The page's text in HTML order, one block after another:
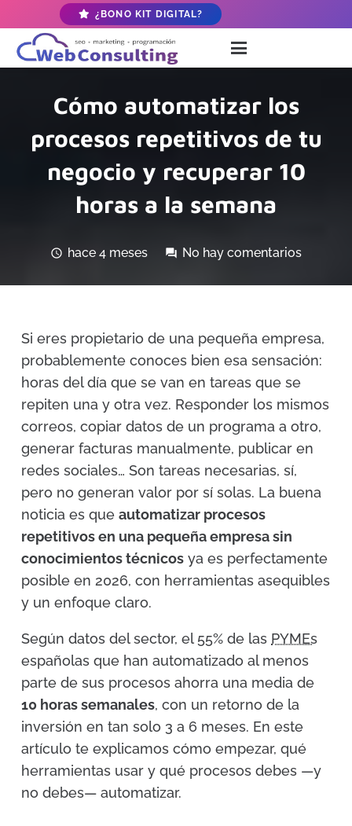
¿BONO KIT DIGITAL?
Cómo automatizar los
procesos repetitivos de tu
negocio y recuperar 10
horas a la semana
schedule hace 4 meses forum No hay comentarios
Si eres propietario de una pequeña empresa,
probablemente conoces bien esa sensación:
horas del día que se van en tareas que se
repiten una y otra vez. Responder los mismos
correos, copiar datos de un programa a otro,
generar facturas manualmente, publicar en
redes sociales… Son tareas necesarias, sí,
pero no generan valor por sí solas. La buena
noticia es que automatizar procesos
repetitivos en una pequeña empresa sin
conocimientos técnicos ya es perfectamente
posible en 2026, con herramientas asequibles
y un enfoque claro.
Según datos del sector, el 55% de las PYMEs
españolas que han automatizado al menos
parte de sus procesos ahorra una media de
10 horas semanales, con un retorno de la
inversión en tan solo 3 a 6 meses. En este
artículo te explicamos cómo empezar, qué
herramientas usar y qué procesos debes —y
no debes— automatizar.